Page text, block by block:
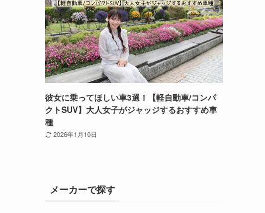
彼女に乗ってほしい車3選！【軽自動車/コンパ
クトSUV】大人女子がジャッジするおすすめ車
種
2026年1月10日
メーカーで探す